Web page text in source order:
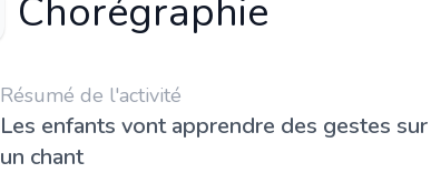
Chorégraphie
Résumé de l'activité
Les enfants vont apprendre des gestes sur
un chant